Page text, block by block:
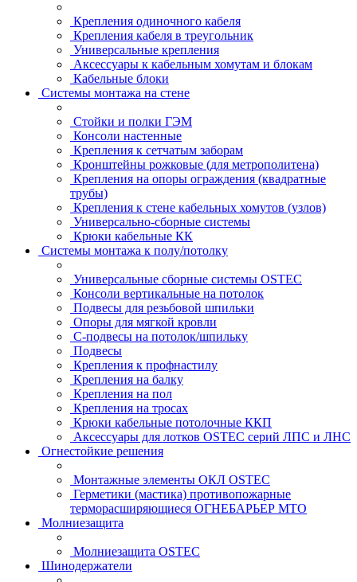
Крепления одиночного кабеля
Крепления кабеля в треугольник
Универсальные крепления
Аксессуары к кабельным хомутам и блокам
Кабельные блоки
Системы монтажа на стене
Стойки и полки ГЭМ
Консоли настенные
Крепления к сетчатым заборам
Кронштейны рожковые (для метрополитена)
Крепления на опоры ограждения (квадратные
трубы)
Крепления к стене кабельных хомутов (узлов)
Универсально-сборные системы
Крюки кабельные КК
Системы монтажа к полу/потолку
Универсальные сборные системы OSTEC
Консоли вертикальные на потолок
Подвесы для резьбовой шпильки
Опоры для мягкой кровли
С-подвесы на потолок/шпильку
Подвесы
Крепления к профнастилу
Крепления на балку
Крепления на пол
Крепления на тросах
Крюки кабельные потолочные ККП
Аксессуары для лотков OSTEC серий ЛПС и ЛНС
Огнестойкие решения
Монтажные элементы ОКЛ OSTEC
Герметики (мастика) противопожарные
терморасширяющиеся ОГНЕБАРЬЕР МТО
Молниезащита
Молниезащита OSTEC
Шинодержатели